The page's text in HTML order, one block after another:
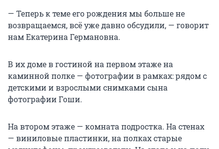
— Теперь к теме его рождения мы больше не
возвращаемся, всё уже давно обсудили, — говорит
нам Екатерина Германовна.
В их доме в гостиной на первом этаже на
каминной полке — фотографии в рамках: рядом с
детскими и взрослыми снимками сына
фотографии Гоши.
На втором этаже — комната подростка. На стенах
— виниловые пластинки, на полках старые